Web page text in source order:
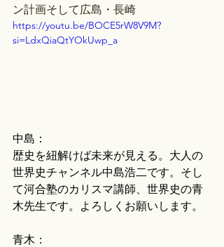
ン計画そして広島・長崎
https://youtu.be/BOCE5rW8V9M?
si=LdxQiaQtYOkUwp_a
中島：
歴史を紐解けば未来が見える。大人の
世界史チャンネル中島浩二です。そし
て河合塾のカリスマ講師、世界史の青
木先生です。よろしくお願いします。
青木：